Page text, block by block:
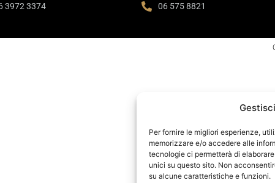
Per fornire le migliori esperienze,
memorizzare e/o accedere alle
tecnologie ci permetterà di
unici su questo sito. Non
su alcune caratteristiche e funzioni.
3972 3374 06 575 8821